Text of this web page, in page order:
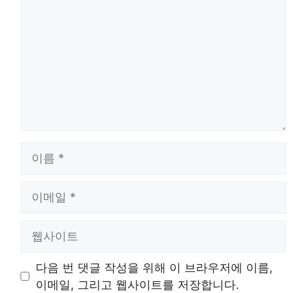
트
다음 번 댓글 작성을 위해 이 브라우저에 이름,
이메일, 그리고 웹사이트를 저장합니다.